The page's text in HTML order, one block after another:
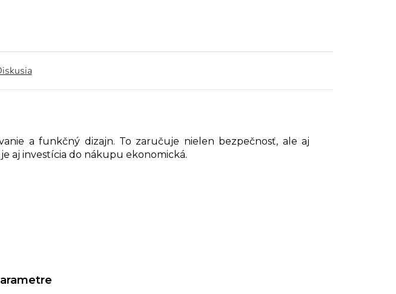
a funkčný dizajn. To zaručuje nielen bezpečnosť, ale aj
aj investícia do nákupu ekonomická.